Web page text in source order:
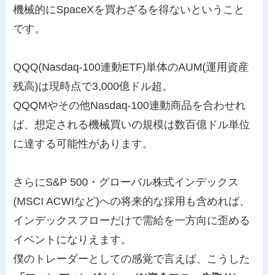
機械的にSpaceXを買わざるを得ないということ
です。
QQQ(Nasdaq-100連動ETF)単体のAUM(運用資産
残高)は現時点で3,000億ドル超。
QQQMやその他Nasdaq-100連動商品を合わせれ
ば、想定される機械買いの規模は数百億ドル単位
に達する可能性があります。
さらにS&P 500・グローバル株式インデックス
(MSCI ACWIなど)への将来的な採用も含めれば、
インデックスフローだけで需給を一方向に歪める
イベントになりえます。
僕のトレーダーとしての感覚で言えば、こうした